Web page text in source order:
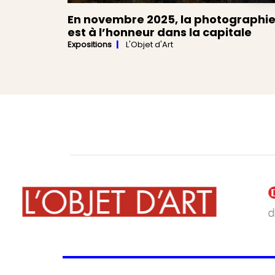
En novembre 2025, la photographie
est à l’honneur dans la capitale
Expositions L'Objet d'Art